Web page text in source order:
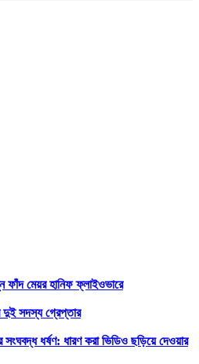
ফাঁদ মেয়র হানিফ ফ্লাইওভারে
দুই সদস্য গ্রেপ্তার
ধর্ষণ: ধারণ করা ভিডিও ছড়িয়ে দেওয়ার